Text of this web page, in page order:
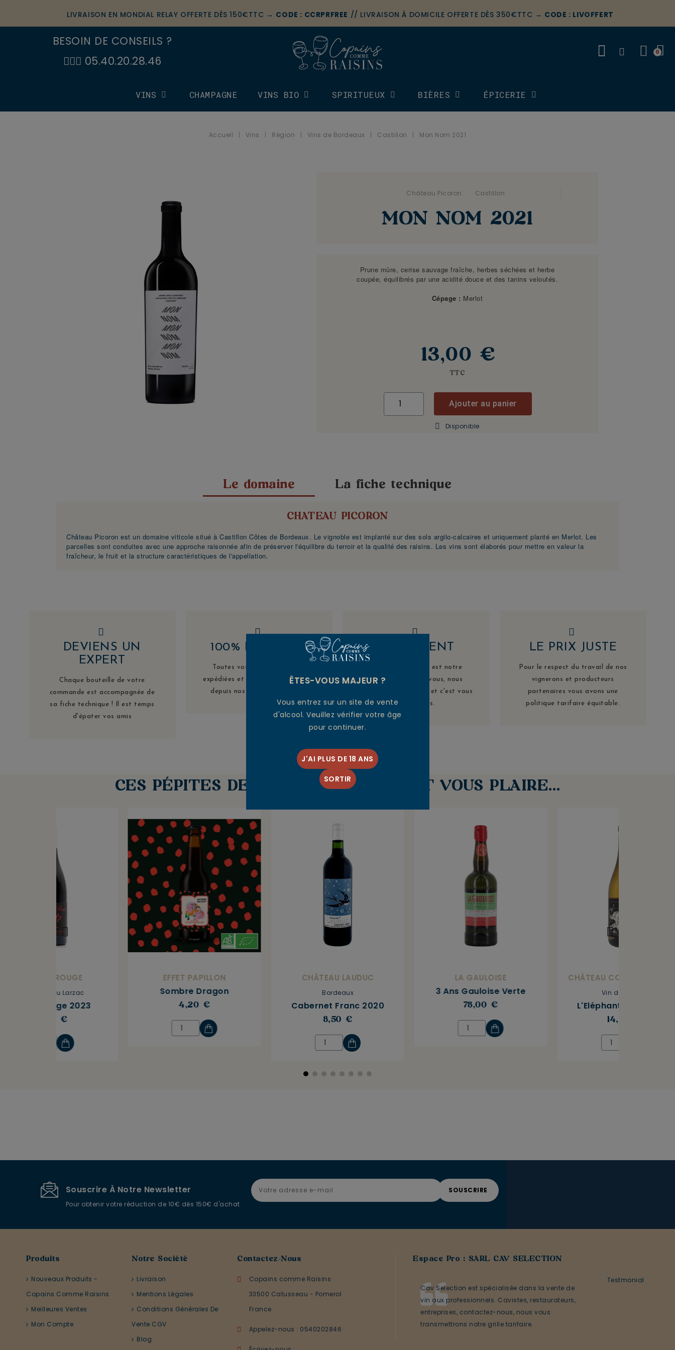
LIVRAISON EN MONDIAL RELAY OFFERTE DÈS 150€TTC → CODE : CCRPRFREE // LIVRAISON À DOMICILE OFFERTE DÈS 350€TTC → CODE : LIVOFFERT
BESOIN DE CONSEILS ?
🙋🏼‍♂️ 05.40.20.28.46
VINS CHAMPAGNE VINS BIO SPIRITUEUX BIÈRES ÉPICERIE
Accueil Vins Région Vins de Bordeaux Castillon Mon Nom 2021
Château Picoron Castillon
MON NOM 2021
Prune mûre, cerise sauvage fraîche, herbes séchées et herbe
coupée, équilibrés par une acidité douce et des tanins veloutés.
Cépage : Merlot
13,00 €
TTC
Ajouter au panier
Disponible
Le domaine La fiche technique
CHATEAU PICORON
Château Picoron est un domaine viticole situé à Castillon Côtes de Bordeaux. Le vignoble est implanté sur des sols argilo-calcaires et uniquement planté en Merlot. Les
parcelles sont conduites avec une approche raisonnée afin de préserver l'équilibre du terroir et la qualité des raisins. Les vins sont élaborés pour mettre en valeur la
fraîcheur, le fruit et la structure caractéristiques de l'appellation.
DEVIENS UN
EXPERT
Chaque bouteille de votre
commande est accompagnée de
sa fiche technique ! Il est temps
d'épater vos amis
100% EN STOCK
Toutes vos commandes sont
expédiées et préparées avec soins
depuis nos chais de stockage.
AVIS CLIENT
Votre satisfaction est notre
priorité ! Grâce à vous, nous
sommes notés 9,8/10 et c'est vous
qui le dites.
LE PRIX JUSTE
Pour le respect du travail de nos
vignerons et producteurs
partenaires vous avons une
politique tarifaire équitable.
CES PÉPITES DEVRAIENT ÉGALEMENT VOUS PLAIRE…
LE CLOS ROUGE
Terrasses du Larzac
Alerte Rouge 2023
17,00 €
EFFET PAPILLON
Sombre Dragon
4,20 €
CHÂTEAU LAUDUC
Bordeaux
Cabernet Franc 2020
8,50 €
LA GAULOISE
3 Ans Gauloise Verte
78,00 €
CHÂTEAU COMBEL LA
Vin de France
L'Eléphant Blanc 2025
14,00 €
Souscrire À Notre Newsletter
Pour obtenir votre réduction de 10€ dès 150€ d'achat
Produits
Nouveaux Produits -
Copains Comme Raisins
Meilleures Ventes
Mon Compte
Notre Société
Livraison
Mentions Légales
Conditions Générales De
Vente CGV
Blog
Contactez-Nous
Copains comme Raisins
33500 Catusseau - Pomerol
France
Appelez-nous : 0540202846
Espace Pro : SARL CAV SELECTION
Cav Selection est spécialisée dans la vente de
vin aux professionnels. Cavistes, restaurateurs,
entreprises, contactez-nous, nous vous
transmettrons notre grille tarifaire.
ÊTES-VOUS MAJEUR ?
Vous entrez sur un site de vente
d'alcool. Veuillez vérifier votre âge
pour continuer.
J'AI PLUS DE 18 ANS
SORTIR